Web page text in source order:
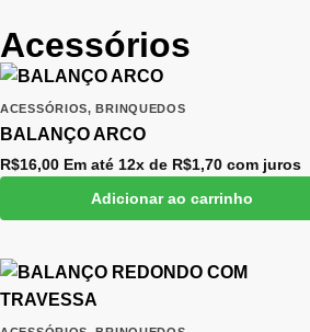
Acessórios
ACESSÓRIOS,BRINQUEDOS
BALANÇO ARCO
R$16,00 Em até 12x de R$1,70 com juros
Adicionar ao carrinho